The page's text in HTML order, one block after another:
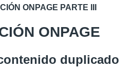
ONPAGE PARTE III
ONPAGE
duplicado